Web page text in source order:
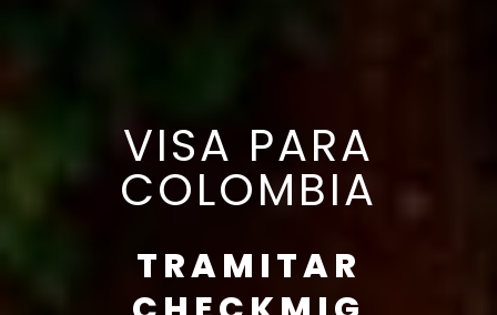
VISA PARA
COLOMBIA
TRAMITAR